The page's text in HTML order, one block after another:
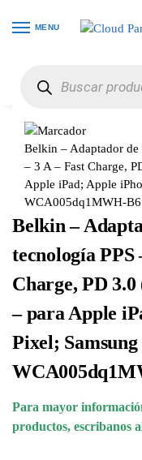
MENU
Belkin – Adaptador de
– 3 A – Fast Charge,
Apple iPad; Apple
WCA005dq1MWH-B6
Belkin –
tecnología PPS
Charge, PD
– para Apple
Pixel;
Para mayor
productos, escribanos